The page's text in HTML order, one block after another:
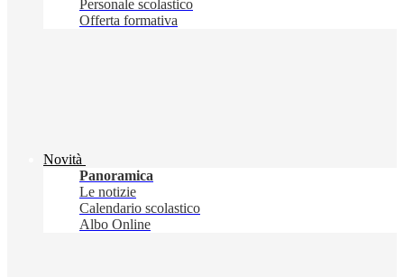
Personale scolastico
Offerta formativa
Novità
Panoramica
Le notizie
Calendario scolastico
Albo Online